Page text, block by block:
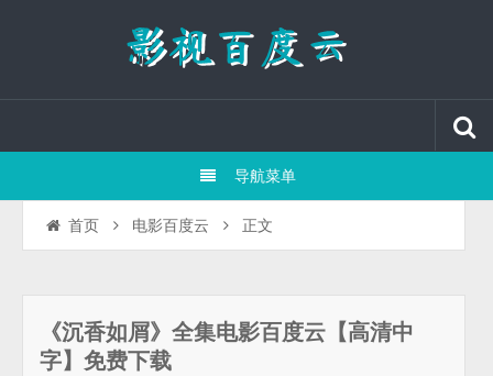
导航菜单
首页 电影百度云 正文
《沉香如屑》全集电影百度云【高清中
字】免费下载